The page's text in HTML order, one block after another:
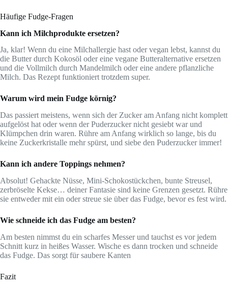
Häufige Fudge-Fragen
Kann ich Milchprodukte ersetzen?
Ja, klar! Wenn du eine Milchallergie hast oder vegan lebst, kannst du
die Butter durch Kokosöl oder eine vegane Butteralternative ersetzen
und die Vollmilch durch Mandelmilch oder eine andere pflanzliche
Milch. Das Rezept funktioniert trotzdem super.
Warum wird mein Fudge körnig?
Das passiert meistens, wenn sich der Zucker am Anfang nicht komplett
aufgelöst hat oder wenn der Puderzucker nicht gesiebt war und
Klümpchen drin waren. Rühre am Anfang wirklich so lange, bis du
keine Zuckerkristalle mehr spürst, und siebe den Puderzucker immer!
Kann ich andere Toppings nehmen?
Absolut! Gehackte Nüsse, Mini-Schokostückchen, bunte Streusel,
zerbröselte Kekse… deiner Fantasie sind keine Grenzen gesetzt. Rühre
sie entweder mit ein oder streue sie über das Fudge, bevor es fest wird.
Wie schneide ich das Fudge am besten?
Am besten nimmst du ein scharfes Messer und tauchst es vor jedem
Schnitt kurz in heißes Wasser. Wische es dann trocken und schneide
das Fudge. Das sorgt für saubere Kanten
Fazit